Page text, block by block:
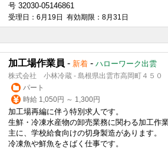
号 32030-05146861
受理日：6月19日 有効期限：8月31日
加工場作業員 - 新着 - ハローワーク出雲
株式会社 小林冷蔵 - 島根県出雲市高岡町４５０
パート
時給 1,050円 ～ 1,300円
加工場再編に伴う特別求人です。
生鮮・冷凍水産物の卸売業務に関わる加工作業
主に、学校給食向けの切身製造があります。
冷凍魚や鮮魚をさばく仕事です。